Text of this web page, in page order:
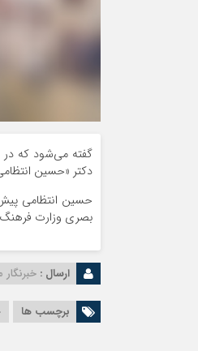
گفته می‌شود که در
دکتر «حسین
حسین انتظامی
بصری وزارت
ارسال : خبرنگار
برچسب ها